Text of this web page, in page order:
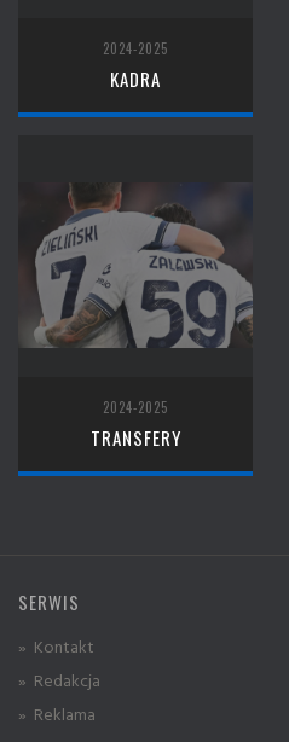
2024-2025
KADRA
2024-2025
TRANSFERY
SERWIS
» Kontakt
» Redakcja
» Reklama